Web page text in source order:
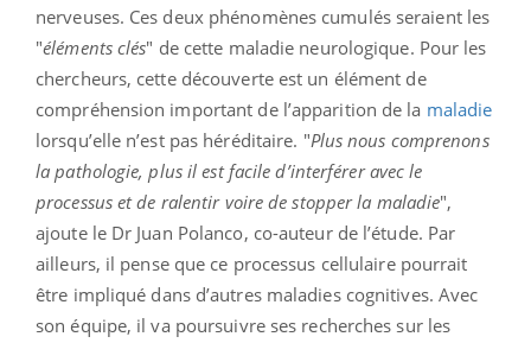
nerveuses. Ces deux phénomènes cumulés seraient les
"éléments clés" de cette maladie neurologique. Pour les
chercheurs, cette découverte est un élément de
compréhension important de l’apparition de la maladie
lorsqu’elle n’est pas héréditaire. "Plus nous comprenons
la pathologie, plus il est facile d’interférer avec le
processus et de ralentir voire de stopper la maladie",
ajoute le Dr Juan Polanco, co-auteur de l’étude. Par
ailleurs, il pense que ce processus cellulaire pourrait
être impliqué dans d’autres maladies cognitives. Avec
son équipe, il va poursuivre ses recherches sur les